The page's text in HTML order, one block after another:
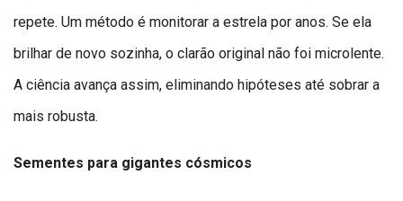
repete. Um método é monitorar a estrela por anos. Se ela
brilhar de novo sozinha, o clarão original não foi microlente.
A ciência avança assim, eliminando hipóteses até sobrar a
mais robusta.
Sementes para gigantes cósmicos